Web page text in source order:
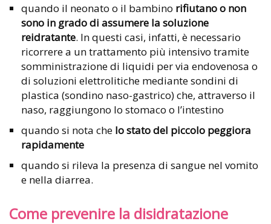
quando il neonato o il bambino rifiutano o non
sono in grado di assumere la soluzione
reidratante. In questi casi, infatti, è necessario
ricorrere a un trattamento più intensivo tramite
somministrazione di liquidi per via endovenosa o
di soluzioni elettrolitiche mediante sondini di
plastica (sondino naso-gastrico) che, attraverso il
naso, raggiungono lo stomaco o l’intestino
quando si nota che lo stato del piccolo peggiora
rapidamente
quando si rileva la presenza di sangue nel vomito
e nella diarrea.
Come prevenire la disidratazione